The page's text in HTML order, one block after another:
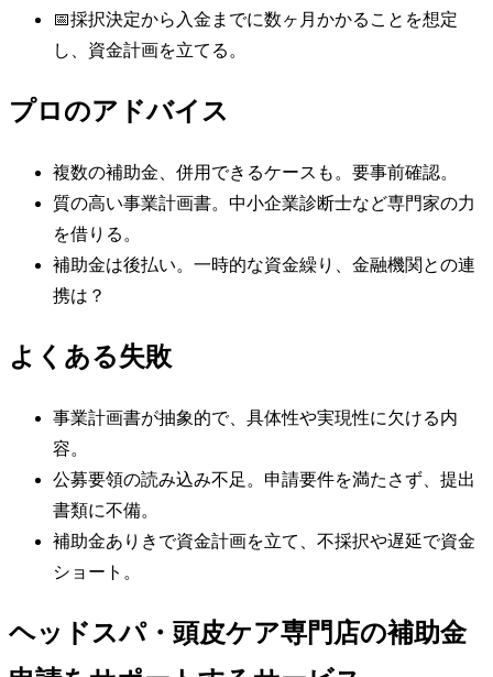
📅採択決定から入金までに数ヶ月かかることを想定
し、資金計画を立てる。
プロのアドバイス
複数の補助金、併用できるケースも。要事前確認。
質の高い事業計画書。中小企業診断士など専門家の力
を借りる。
補助金は後払い。一時的な資金繰り、金融機関との連
携は？
よくある失敗
事業計画書が抽象的で、具体性や実現性に欠ける内
容。
公募要領の読み込み不足。申請要件を満たさず、提出
書類に不備。
補助金ありきで資金計画を立て、不採択や遅延で資金
ショート。
ヘッドスパ・頭皮ケア専門店の補助金